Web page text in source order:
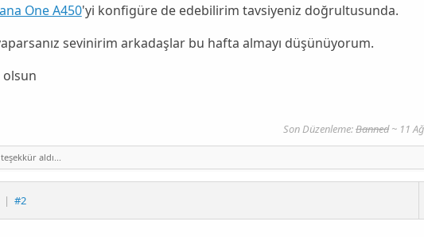
One A450'yi konfigüre de edebilirim tavsiyeniz doğrultusunda.
sevinirim arkadaşlar bu hafta almayı düşünüyorum.
Son Düzenleme:Banned~ 11
aldı...
| #2